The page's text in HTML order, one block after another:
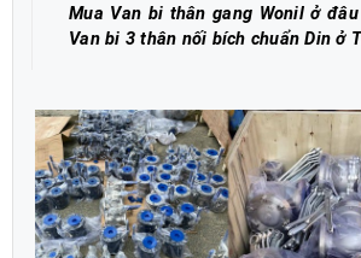
Mua Van bi thân gang Wonil ở
Van bi 3 thân nối bích chuẩn Din ở